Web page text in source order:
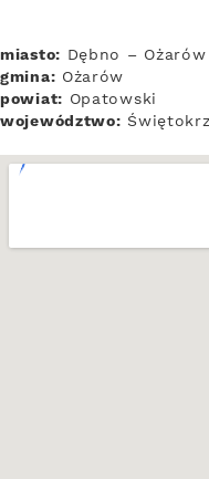
miasto: Dębno – Ożarów
gmina: Ożarów
powiat: Opatowski
województwo: